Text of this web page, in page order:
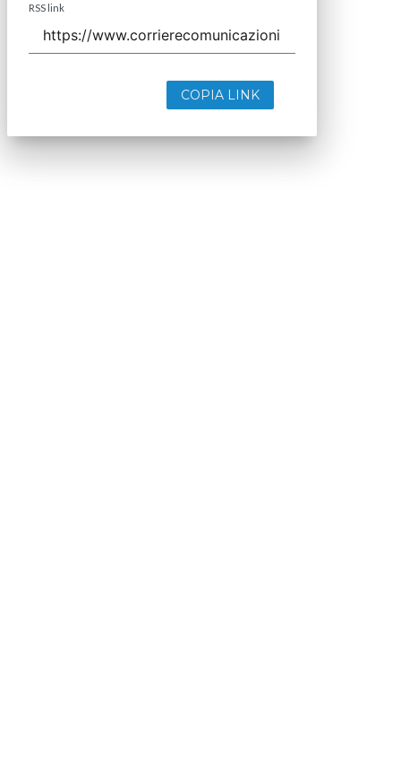
RSS link
COPIA LINK